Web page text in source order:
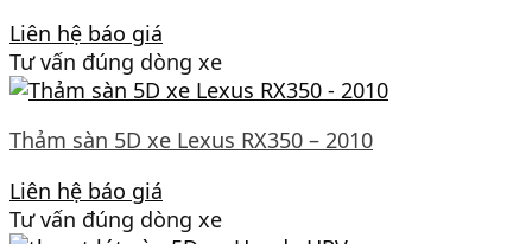
Liên hệ báo giá
Tư vấn đúng dòng xe
Thảm sàn 5D xe Lexus RX350 – 2010
Liên hệ báo giá
Tư vấn đúng dòng xe